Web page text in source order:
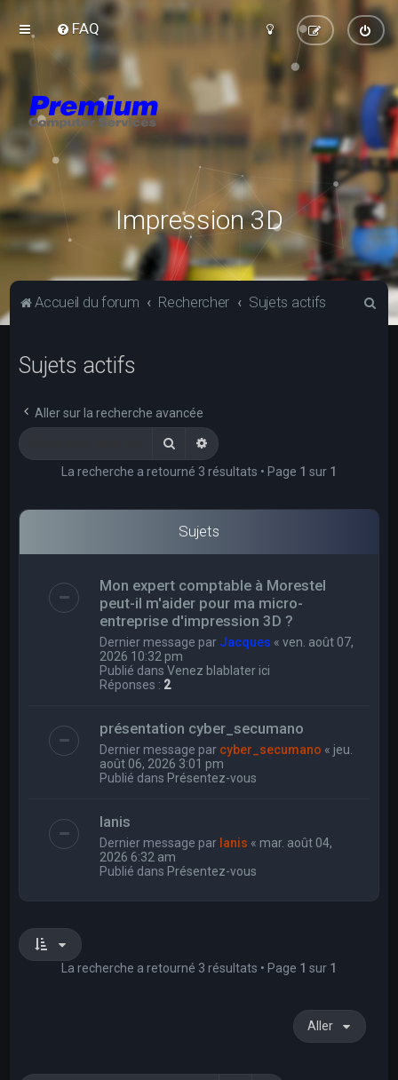
FAQ
Impression 3D
Accueil du forum Rechercher Sujets actifs
Sujets actifs
Aller sur la recherche avancée
RechercherRecherche avancée
La recherche a retourné 3 résultats • Page 1 sur 1
Sujets
Mon expert comptable à Morestel
peut-il m'aider pour ma micro-
entreprise d'impression 3D ?
Dernier message par Jacques «ven. août 07,
2026 10:32 pm
Publié dansVenez blablater ici
Réponses : 2
présentation cyber_secumano
Dernier message par cyber_secumano « jeu.
août 06, 2026 3:01 pm
Publié dans Présentez-vous
Ianis
Dernier message par Ianis « mar. août 04,
2026 6:32 am
Publié dans Présentez-vous
La recherche a retourné 3 résultats • Page 1 sur 1
Aller